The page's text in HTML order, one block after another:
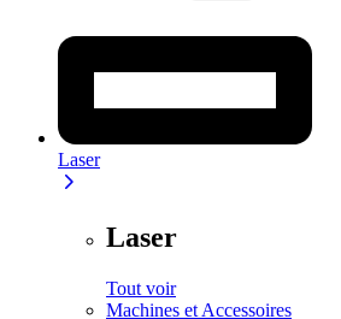
Laser
Laser
Tout voir
Machines et Accessoires